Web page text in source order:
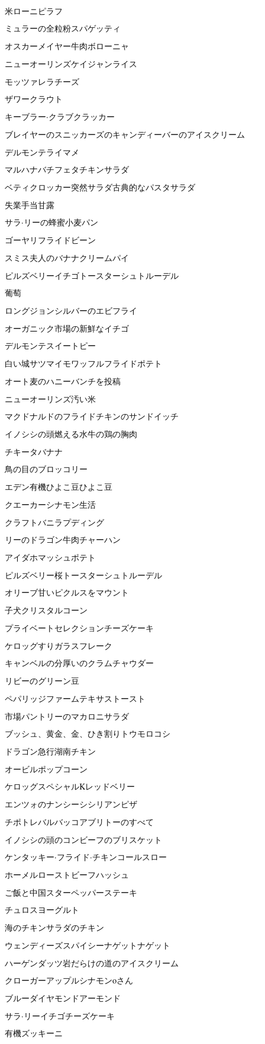
米ローニピラフ
ミュラーの全粒粉スパゲッティ
オスカーメイヤー牛肉ボローニャ
ニューオーリンズケイジャンライス
モッツァレラチーズ
ザワークラウト
キーブラー·クラブクラッカー
ブレイヤーのスニッカーズのキャンディーバーのアイスクリーム
デルモンテライマメ
マルハナバチフェタチキンサラダ
ベティクロッカー突然サラダ古典的なパスタサラダ
失業手当甘露
サラ·リーの蜂蜜小麦パン
ゴーヤリフライドビーン
スミス夫人のバナナクリームパイ
ピルズベリーイチゴトースターシュトルーデル
葡萄
ロングジョンシルバーのエビフライ
オーガニック市場の新鮮なイチゴ
デルモンテスイートピー
白い城サツマイモワッフルフライドポテト
オート麦のハニーバンチを投稿
ニューオーリンズ汚い米
マクドナルドのフライドチキンのサンドイッチ
イノシシの頭燃える水牛の鶏の胸肉
チキータバナナ
鳥の目のブロッコリー
エデン有機ひよこ豆ひよこ豆
クエーカーシナモン生活
クラフトバニラプディング
リーのドラゴン牛肉チャーハン
アイダホマッシュポテト
ピルズベリー桜トースターシュトルーデル
オリーブ甘いピクルスをマウント
子犬クリスタルコーン
プライベートセレクションチーズケーキ
ケロッグすりガラスフレーク
キャンベルの分厚いのクラムチャウダー
リビーのグリーン豆
ペパリッジファームテキサストースト
市場パントリーのマカロニサラダ
ブッシュ、黄金、金、ひき割りトウモロコシ
ドラゴン急行湖南チキン
オービルポップコーン
ケロッグスペシャルKレッドベリー
エンツォのナンシーシシリアンピザ
チポトレバルバッコアブリトーのすべて
イノシシの頭のコンビーフのブリスケット
ケンタッキー·フライド·チキンコールスロー
ホーメルローストビーフハッシュ
ご飯と中国スターペッパーステーキ
チュロスヨーグルト
海のチキンサラダのチキン
ウェンディーズスパイシーナゲットナゲット
ハーゲンダッツ岩だらけの道のアイスクリーム
クローガーアップルシナモンoさん
ブルーダイヤモンドアーモンド
サラ·リーイチゴチーズケーキ
有機ズッキーニ